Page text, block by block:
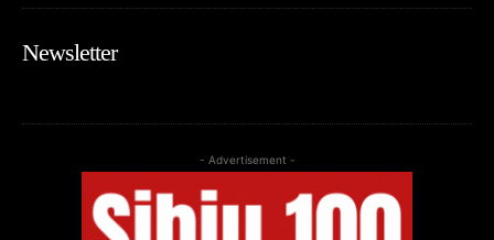
Newsletter
- Advertisement -